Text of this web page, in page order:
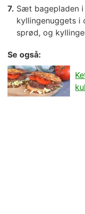
Sæt bagepladen
kyllingenuggets i
sprød, og
Se også: